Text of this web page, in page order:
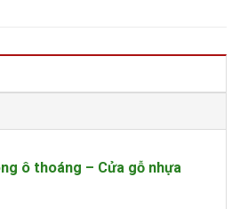
ô thoáng – Cửa gỗ nhựa